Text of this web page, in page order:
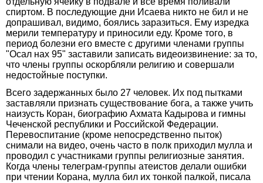
спиртом. В последующие дни Исаева никто не бил и не
допрашивал, видимо, боялись заразиться. Ему изредка
мерили температуру и приносили еду. Кроме того, в
период болезни его вместе с другими членами группы
"Осал нах 95" заставили записать видеоизвинение: за то,
что члены группы оскорбляли религию и совершали
недостойные поступки.
Всего задержанных было 27 человек. Их под пытками
заставляли признать существование бога, а также учить
наизусть Коран, биографию Ахмата Кадырова и гимны
Чеченской республики и Российской Федерации.
Перевоспитание (кроме непосредственно пыток)
снимали на видео, очень часто в полк приходил мулла и
проводил с участниками группы религиозные занятия.
Когда члены телеграм-группы атеистов делали ошибки
при чтении Корана, мулла бил их тонкой палкой, писала